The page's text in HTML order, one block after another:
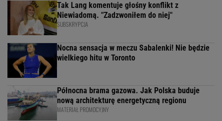
Tak Lang komentuje głośny konflikt z
Niewiadomą. "Zadzwoniłem do niej"
SUBSKRYPCJA
Nocna sensacja w meczu Sabalenki! Nie będzie
wielkiego hitu w Toronto
Północna brama gazowa. Jak Polska buduje
nową architekturę energetyczną regionu
MATERIAŁ PROMOCYJNY